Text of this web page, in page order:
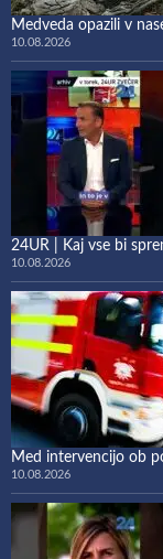
Medveda opazili v
10.08.2026
24UR | Kaj vse bi
10.08.2026
Med intervencijo ob
10.08.2026